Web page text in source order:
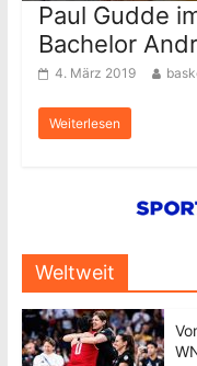
Paul Gudde
Bachelor
4. März 2019
Weiterlesen
Weltweit